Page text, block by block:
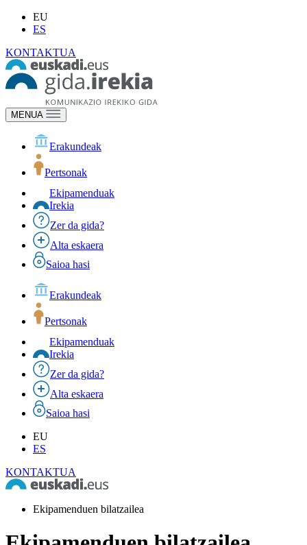
EU
ES
KONTAKTUA
MENUA
Erakundeak
Pertsonak
Ekipamenduak
Irekia
Zer da gida?
Alta eskaera
Saioa hasi
Erakundeak
Pertsonak
Ekipamenduak
Irekia
Zer da gida?
Alta eskaera
Saioa hasi
EU
ES
KONTAKTUA
Ekipamenduen bilatzailea